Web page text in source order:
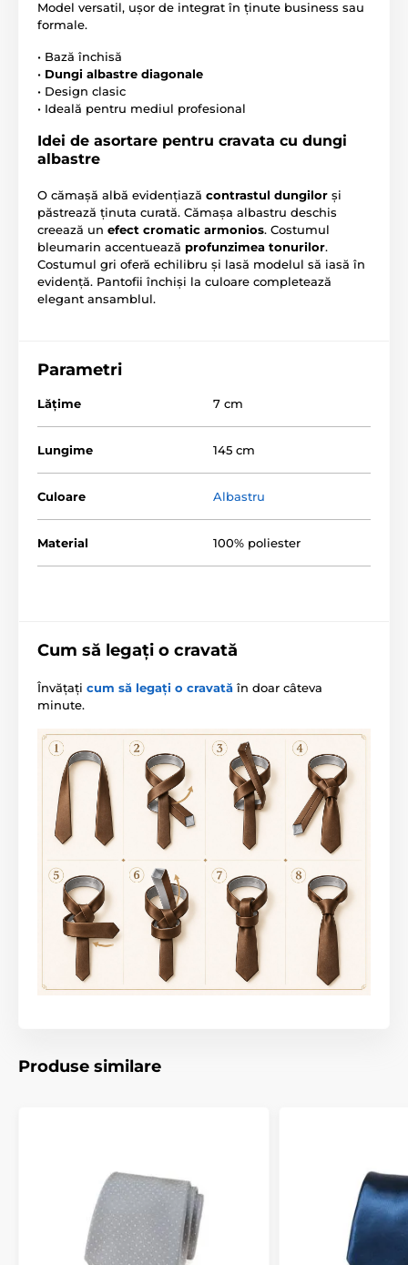
Model versatil, ușor de integrat în ținute business sau
formale.
• Bază închisă
• Dungi albastre diagonale
• Design clasic
• Ideală pentru mediul profesional
Idei de asortare pentru cravata cu dungi
albastre
O cămașă albă evidențiază contrastul dungilor și
păstrează ținuta curată. Cămașa albastru deschis
creează un efect cromatic armonios. Costumul
bleumarin accentuează profunzimea tonurilor.
Costumul gri oferă echilibru și lasă modelul să iasă în
evidență. Pantofii închiși la culoare completează
elegant ansamblul.
Parametri
Lăţime 7 cm
Lungime 145 cm
Culoare Albastru
Material 100% poliester
Cum să legați o cravată
Învățați cum să legați o cravată în doar câteva
minute.
Produse similare